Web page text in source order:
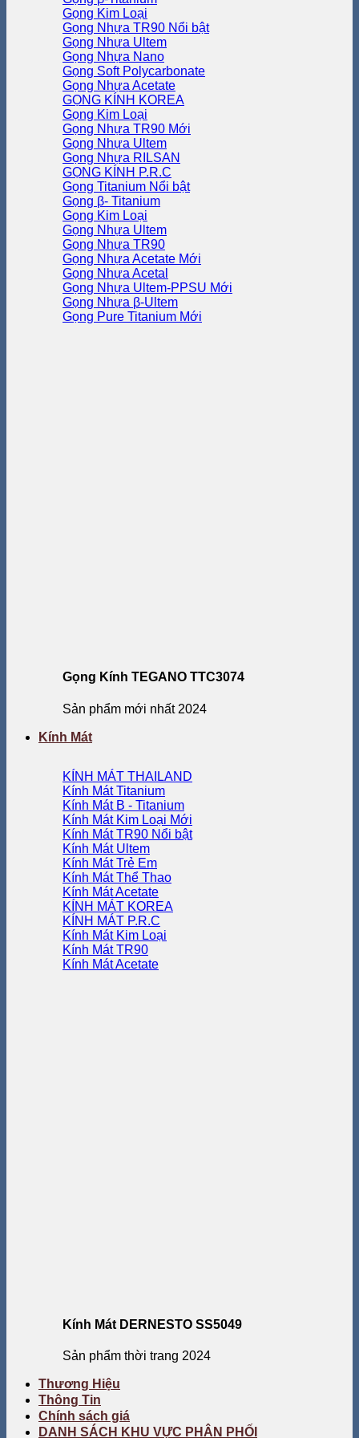
Gọng Kim Loại
Gọng Nhựa TR90
Gọng Nhựa Ultem
Gọng Nhựa Nano
Gọng Soft Polycarbonate
Gọng Nhựa Acetate
GỌNG KÍNH KOREA
Gọng Kim Loại
Gọng Nhựa TR90
Gọng Nhựa Ultem
Gọng Nhựa RILSAN
GỌNG KÍNH P.R.C
Gọng Titanium
Gọng β- Titanium
Gọng Kim Loại
Gọng Nhựa Ultem
Gọng Nhựa TR90
Gọng Nhựa Acetate
Gọng Nhựa Acetal
Gọng Nhựa Ultem-PPSU
Gọng Nhựa β-Ultem
Gọng Pure Titanium
Gọng Kính TEGANO TTC3074
Sản phẩm mới nhất 2024
Kính Mát
KÍNH MÁT THAILAND
Kính Mát Titanium
Kính Mát B - Titanium
Kính Mát Kim Loại
Kính Mát TR90
Kính Mát Ultem
Kính Mát Trẻ Em
Kính Mát Thể Thao
Kính Mát Acetate
KÍNH MÁT KOREA
KÍNH MÁT P.R.C
Kính Mát Kim Loại
Kính Mát TR90
Kính Mát Acetate
Kính Mát DERNESTO SS5049
Sản phẩm thời trang 2024
Thương Hiệu
Thông Tin
Chính sách giá
DANH SÁCH KHU VỰC PHÂN PHỐI